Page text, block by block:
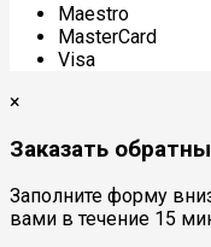
Maestro
MasterCard
Visa
×
Заказать
Заполните форму
вами в течение 15